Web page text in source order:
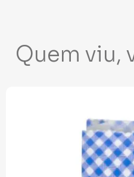
Quem viu,